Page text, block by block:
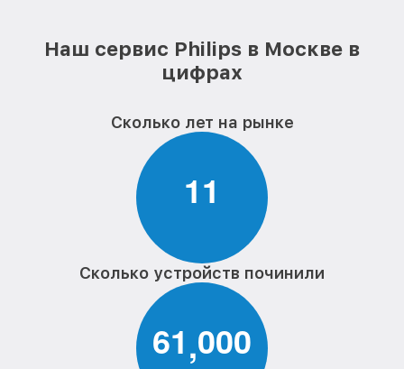
Наш сервис Philips в Москве в
цифрах
Сколько лет на рынке
11
Сколько устройств починили
61,000